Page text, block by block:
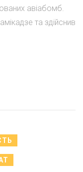
авіабомб.
та здійснив